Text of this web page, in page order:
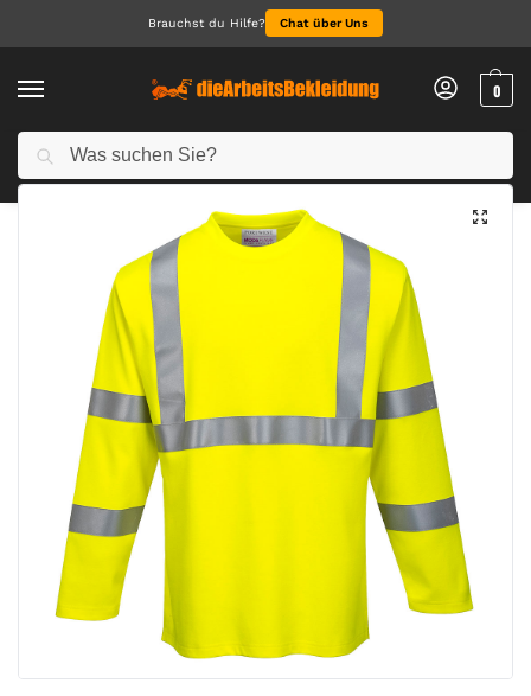
Brauchst du Hilfe? Chat über Uns
0
Start Arbeitskleidung Herren